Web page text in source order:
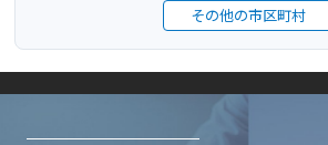
その他の市区町村